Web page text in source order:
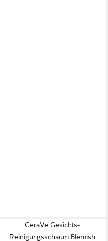
CeraVe Gesichts-
Reinigungsschaum Blemish